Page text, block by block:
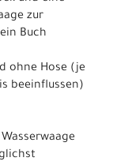
zur
Buch
ohne Hose (je
beeinflussen)